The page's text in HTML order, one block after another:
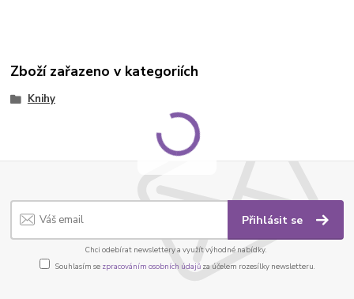
Zboží zařazeno v kategoriích
Knihy
Přihlásit se
Chci odebírat newslettery a využít výhodné nabídky.
Souhlasím se zpracováním osobních údajůza účelem rozesílky newsletteru.